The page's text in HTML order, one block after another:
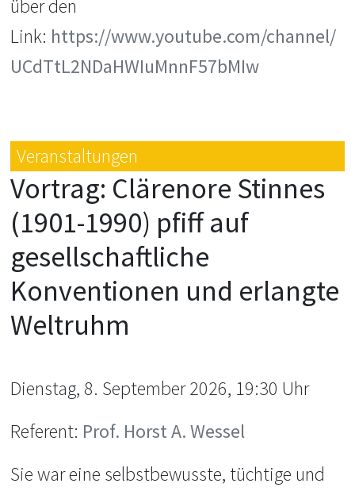
über den
Link: https://www.youtube.com/channel/
UCdTtL2NDaHWIuMnnF57bMIw
Veranstaltungen
Vortrag: Clärenore Stinnes
(1901-1990) pfiff auf
gesellschaftliche
Konventionen und erlangte
Weltruhm
Dienstag, 8. September 2026, 19:30 Uhr
Referent: Prof. Horst A. Wessel
Sie war eine selbstbewusste, tüchtige und